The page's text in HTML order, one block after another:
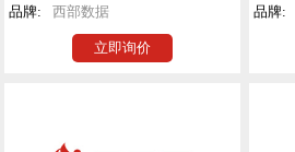
品牌:
西部数据
立即询价
品牌: